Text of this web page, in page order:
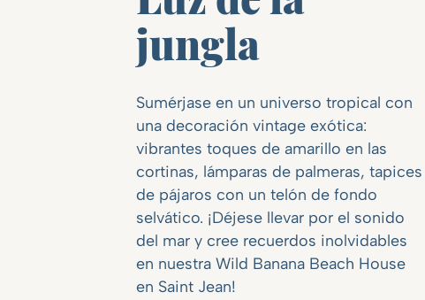
jungla
Sumérjase en un universo tropical con
una decoración vintage exótica:
vibrantes toques de amarillo en las
cortinas, lámparas de palmeras, tapices
de pájaros con un telón de fondo
selvático. ¡Déjese llevar por el sonido
del mar y cree recuerdos inolvidables
en nuestra Wild Banana Beach House
en Saint Jean!